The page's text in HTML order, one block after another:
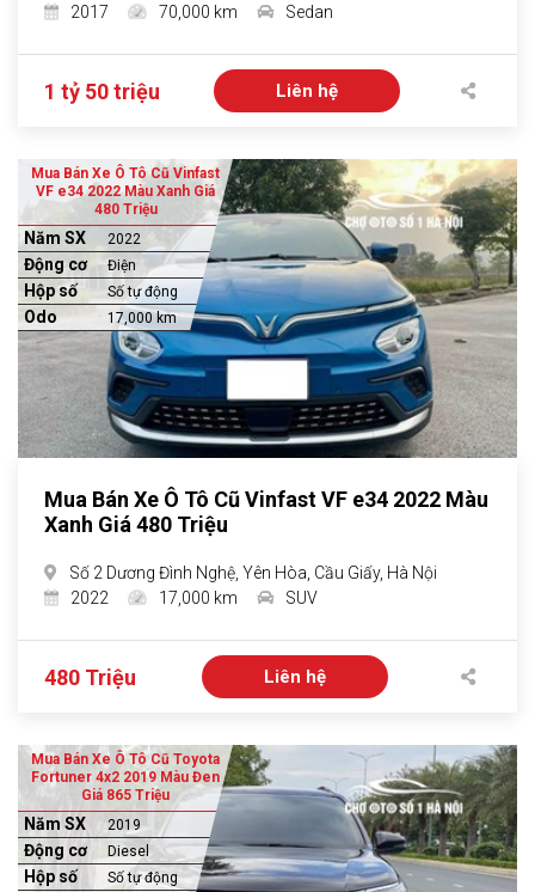
2017
70,000 km Sedan
1 tỷ 50 triệu Liên hệ
Mua Bán Xe Ô Tô Cũ Vinfast
VF e34 2022 Màu Xanh Giá
480 Triệu
Năm SX 2022
Động cơ Điện
Hộp số Số tự động
Odo 17,000 km
Mua Bán Xe Ô Tô Cũ Vinfast VF e34 2022 Màu
Xanh Giá 480 Triệu
Số 2 Dương Đình Nghệ, Yên Hòa, Cầu Giấy, Hà Nội
2022
17,000 km SUV
480 Triệu Liên hệ
Mua Bán Xe Ô Tô Cũ Toyota
Fortuner 4x2 2019 Màu Đen
Giá 865 Triệu
Năm SX 2019
Động cơ Diesel
Hộp số Số tự động